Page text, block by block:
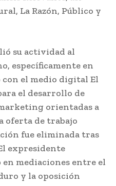
La Razón, Público y
su actividad al
específicamente en
con el medio digital El
el desarrollo de
orientadas a
oferta de trabajo
fue eliminada tras
expresidente
mediaciones entre el
y la oposición